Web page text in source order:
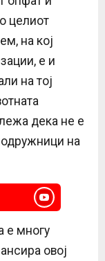
целиот
на кој
е и
на тој
дека не е
на
е многу
овој